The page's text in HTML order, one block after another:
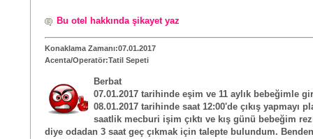
Bu otel hakkında şikayet yaz
Konaklama Zamanı:07.01.2017
Acenta/Operatör:Tatil Sepeti
Berbat
07.01.2017 tarihinde eşim ve 11 aylık bebeğimle
08.01.2017 tarihinde saat 12:00'de çıkış yapmayı
saatlik mecburi işim çıktı ve kış günü bebeğim
diye odadan 3 saat geç çıkmak için talepte bulundum.